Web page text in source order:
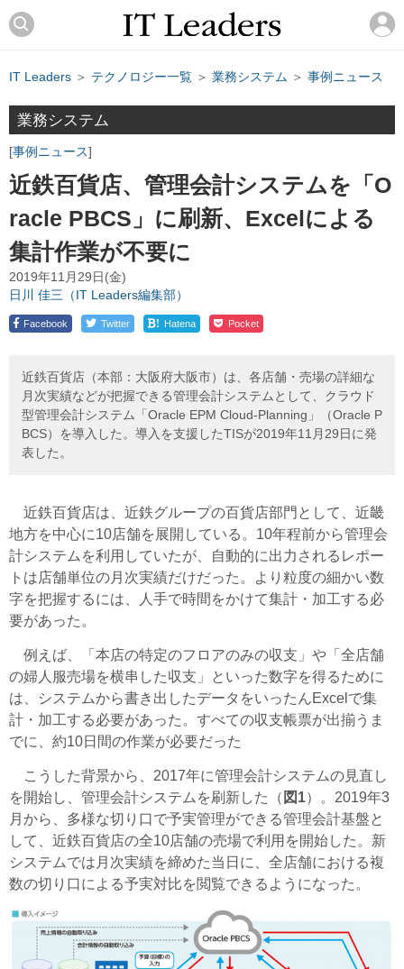
IT Leaders ＞ テクノロジー一覧 ＞ 業務システム ＞ 事例ニュース
業務システム
事例ニュース
近鉄百貨店、管理会計システムを「O
racle PBCS」に刷新、Excelによる
集計作業が不要に
2019年11月29日(金)
日川 佳三（IT Leaders編集部）
Facebook Twitter ! Hatena Pocket
近鉄百貨店（本部：大阪府大阪市）は、各店舗・売場の詳細な
月次実績などが把握できる管理会計システムとして、クラウド
型管理会計システム「Oracle EPM Cloud-Planning」（Oracle P
BCS）を導入した。導入を支援したTISが2019年11月29日に発
表した。
近鉄百貨店は、近鉄グループの百貨店部門として、近畿
地方を中心に10店舗を展開している。10年程前から管理会
計システムを利用していたが、自動的に出力されるレポー
トは店舗単位の月次実績だけだった。より粒度の細かい数
字を把握するには、人手で時間をかけて集計・加工する必
要があった。
例えば、「本店の特定のフロアのみの収支」や「全店舗
の婦人服売場を横串した収支」といった数字を得るために
は、システムから書き出したデータをいったんExcelで集
計・加工する必要があった。すべての収支帳票が出揃うま
でに、約10日間の作業が必要だった
こうした背景から、2017年に管理会計システムの見直し
を開始し、管理会計システムを刷新した（ 図1）。2019年3
月から、多様な切り口で予実管理ができる管理会計基盤と
して、近鉄百貨店の全10店舗の売場で利用を開始した。新
システムでは月次実績を締めた当日に、全店舗における複
数の切り口による予実対比を閲覧できるようになった。